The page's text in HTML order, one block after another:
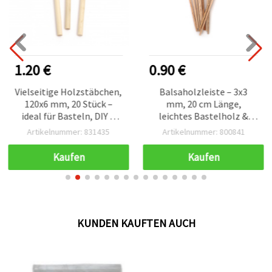
1.20 €
Vielseitige Holzstäbchen,
120x6 mm, 20 Stück –
ideal für Basteln, DIY &
kreative Handarbeiten
Artikelnummer: 831435
Kaufen
0.90 €
Balsaholzleiste – 3x3
mm, 20 cm Länge,
leichtes Bastelholz &
Modellbauholz – 10er
Artikelnummer: 800841
Kaufen
KUNDEN KAUFTEN AUCH